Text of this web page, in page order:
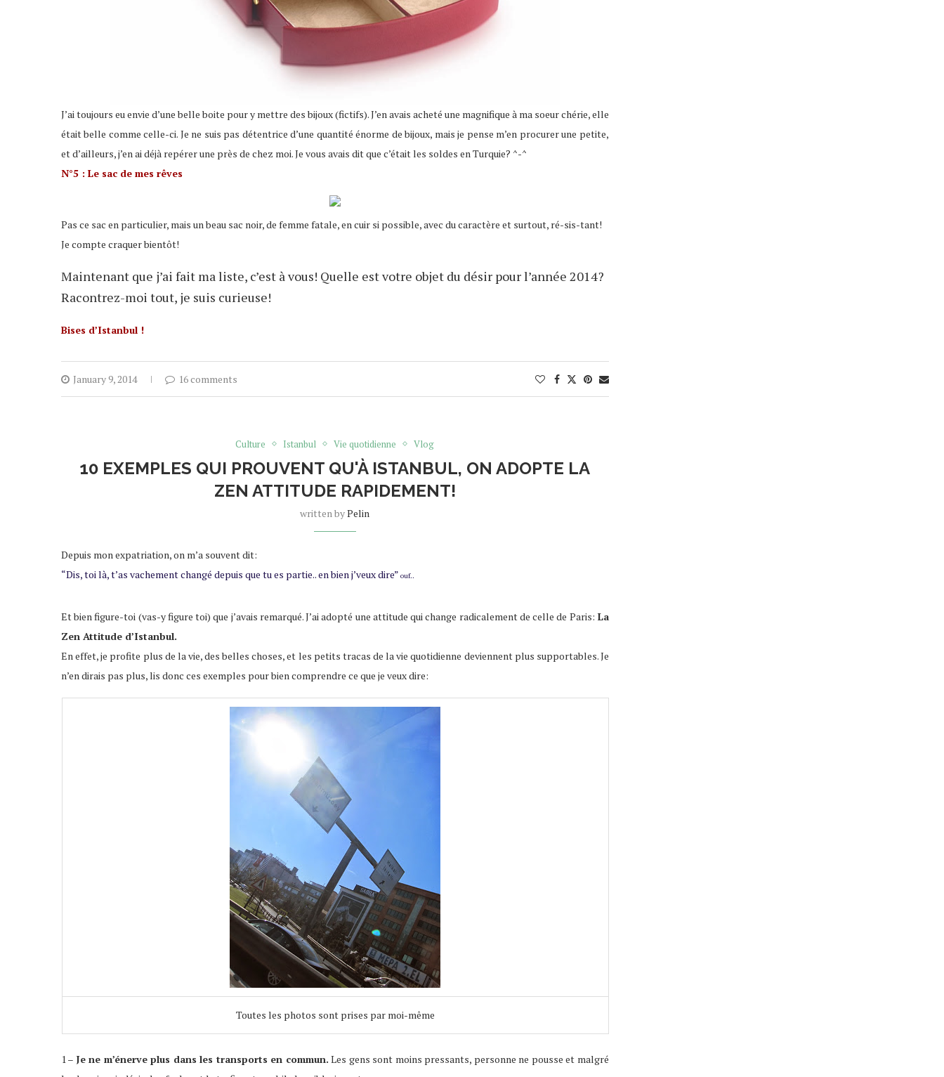
J’ai toujours eu envie d’une belle boite pour y mettre des bijoux (fictifs). J’en avais acheté une magnifique à ma soeur chérie, elle
était belle comme celle-ci. Je ne suis pas détentrice d’une quantité énorme de bijoux, mais je pense m’en procurer une petite,
et d’ailleurs, j’en ai déjà repérer une près de chez moi. Je vous avais dit que c’était les soldes en Turquie? ^-^
N°5 : Le sac de mes rêves
Pas ce sac en particulier, mais un beau sac noir, de femme fatale, en cuir si possible, avec du caractère et surtout, ré-sis-tant!
Je compte craquer bientôt!
Maintenant que j’ai fait ma liste, c’est à vous! Quelle est votre objet du désir pour l’année 2014?
Racontrez-moi tout, je suis curieuse!
Bises d’Istanbul !
January 9, 2014 16 comments
Culture Istanbul Vie quotidienne Vlog
10 EXEMPLES QUI PROUVENT QU'À ISTANBUL, ON ADOPTE LA
ZEN ATTITUDE RAPIDEMENT!
written byPelin
Depuis mon expatriation, on m’a souvent dit:
“Dis, toi là, t’as vachement changé depuis que tu es partie.. en bien j’veux dire” ouf..
Et bien figure-toi (vas-y figure toi) que j’avais remarqué. J’ai adopté une attitude qui change radicalement de celle de Paris: La
Zen Attitude d’Istanbul.
En effet, je profite plus de la vie, des belles choses, et les petits tracas de la vie quotidienne deviennent plus supportables. Je
n’en dirais pas plus, lis donc ces exemples pour bien comprendre ce que je veux dire:
Toutes les photos sont prises par moi-même
1 – Je ne m’énerve plus dans les transports en commun. Les gens sont moins pressants, personne ne pousse et malgré